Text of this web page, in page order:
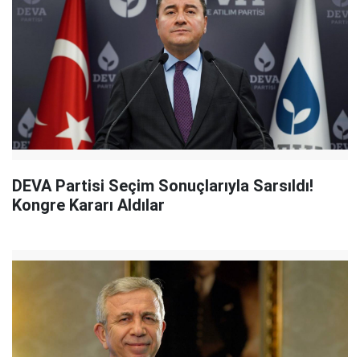
DEVA Partisi Seçim Sonuçlarıyla Sarsıldı!
Kongre Kararı Aldılar